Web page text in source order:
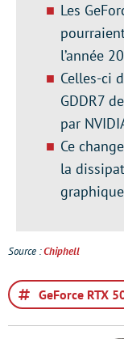
Les
l’année
Celles-ci
GDDR7
par
Ce
la
Source :Chiphell
GeForce RTX